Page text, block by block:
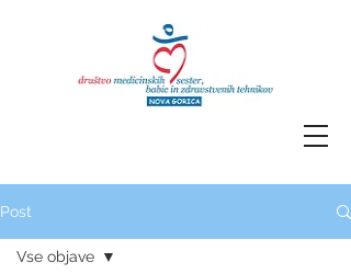
Post
Vse objave